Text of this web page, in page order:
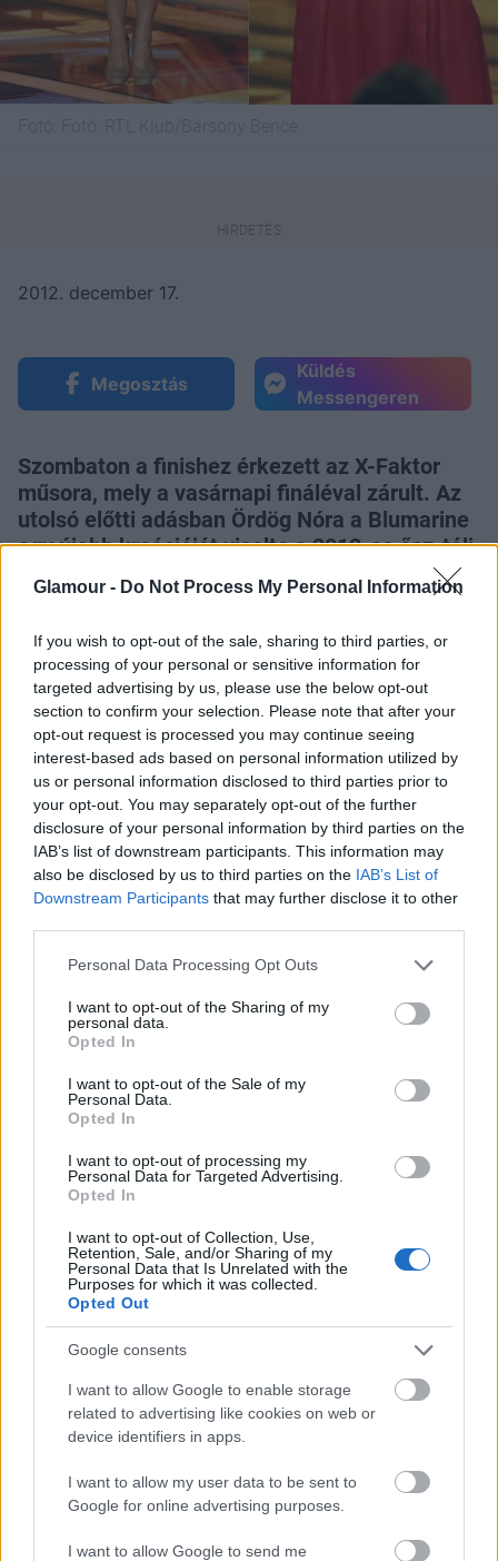
Glamour - Do Not Process My Personal Information
If you wish to opt-out of the sale, sharing to third parties, or
processing of your personal or sensitive information for
targeted advertising by us, please use the below opt-out
section to confirm your selection. Please note that after your
opt-out request is processed you may continue seeing
interest-based ads based on personal information utilized by
us or personal information disclosed to third parties prior to
your opt-out. You may separately opt-out of the further
disclosure of your personal information by third parties on the
IAB’s list of downstream participants. This information may
also be disclosed by us to third parties on the IAB’s List of
Downstream Participants that may further disclose it to other
Please note that this website/app uses one or more Google
not limited to your visit or usage behaviour. You may click to
grant or deny consent to Google and its third-party tags to
use your data for below specified purposes in below Google
consent section.
Personal Data Processing Opt Outs
I want to opt-out of the Sharing of my
personal data.
Opted In
I want to opt-out of the Sale of my
Personal Data.
Opted In
I want to opt-out of processing my
Personal Data for Targeted Advertising.
Opted In
I want to opt-out of Collection, Use,
Retention, Sale, and/or Sharing of my
Personal Data that Is Unrelated with the
Purposes for which it was collected.
Opted Out
Google consents
I want to allow Google to enable storage
related to advertising like cookies on web or
device identifiers in apps.
I want to allow my user data to be sent to
Google for online advertising purposes.
I want to allow Google to send me
2012. december 17.
Megosztás
Küldés
Messengeren
Szombaton a finishez érkezett az X-Faktor
műsora, mely a vasárnapi fináléval zárult. Az
utolsó előtti adásban Ördög Nóra a Blumarine
egy újabb kreációját viselte a 2012-es ősz-téli
egyébként máregy korábbi adásban is viselt
előnyösebb ruhát is választhattak volna a
babát váró műsorvezetőnek, ti mit gondoltok?
A finálén aztán némileg javítottak az összképen:
Nóra egy klasszikus szabású piros estélyit viselt kék
masnival a pocakja felett. Nektek melyik verzió a
nyerő?
Messengeren
keresőben könnyebben megtaláld a
glamour.hu cikkeit
ÖRDÖG NÓRA TERHESSÉG